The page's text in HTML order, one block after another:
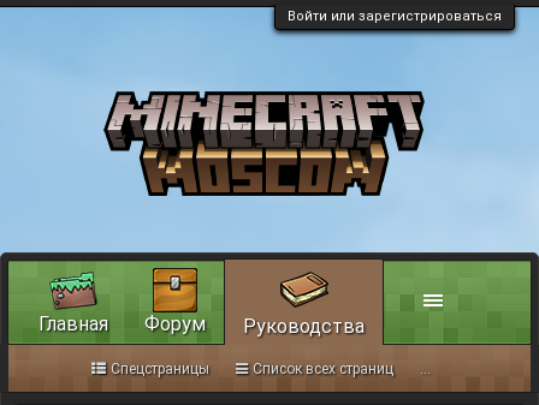
Войти или зарегистрироваться
Главная Форум Руководства
Спецстраницы Список всех страниц ...